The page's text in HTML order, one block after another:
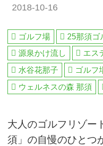
2018-10-16
ゴルフ場 25那須ゴ
源泉かけ流し
エス
水谷花那子
ゴルフ
ウェルネスの森 那須
大人のゴルフリゾー
須」の自慢のひとつ